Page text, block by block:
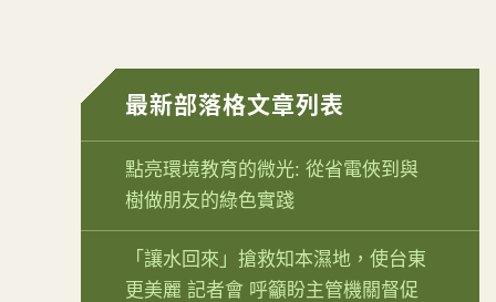
最新部落格文章列表
點亮環境教育的微光: 從省電俠到與
樹做朋友的綠色實踐
「讓水回來」搶救知本濕地，使台東
更美麗 記者會 呼籲盼主管機關督促